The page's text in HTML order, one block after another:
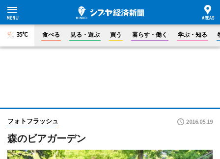
35°C 食べる 見る・遊ぶ 買う 暮らす・働く 学ぶ・知る
フォトフラッシュ 2016.05.19
森のビアガーデン